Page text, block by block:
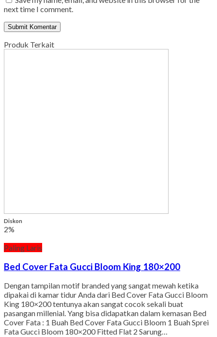
next time I comment.
Produk Terkait
Diskon
2%
Paling Laris
Bed Cover Fata Gucci Bloom King 180×200
Dengan tampilan motif branded yang sangat mewah ketika
dipakai di kamar tidur Anda dari Bed Cover Fata Gucci Bloom
King 180×200 tentunya akan sangat cocok sekali buat
pasangan millenial. Yang bisa didapatkan dalam kemasan Bed
Cover Fata : 1 Buah Bed Cover Fata Gucci Bloom 1 Buah Sprei
Fata Gucci Bloom 180×200 Fitted Flat 2 Sarung…